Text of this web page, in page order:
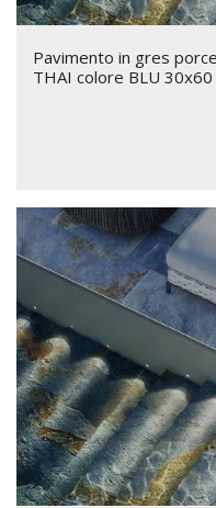
Pavimento in gres
THAI colore BLU 30x60